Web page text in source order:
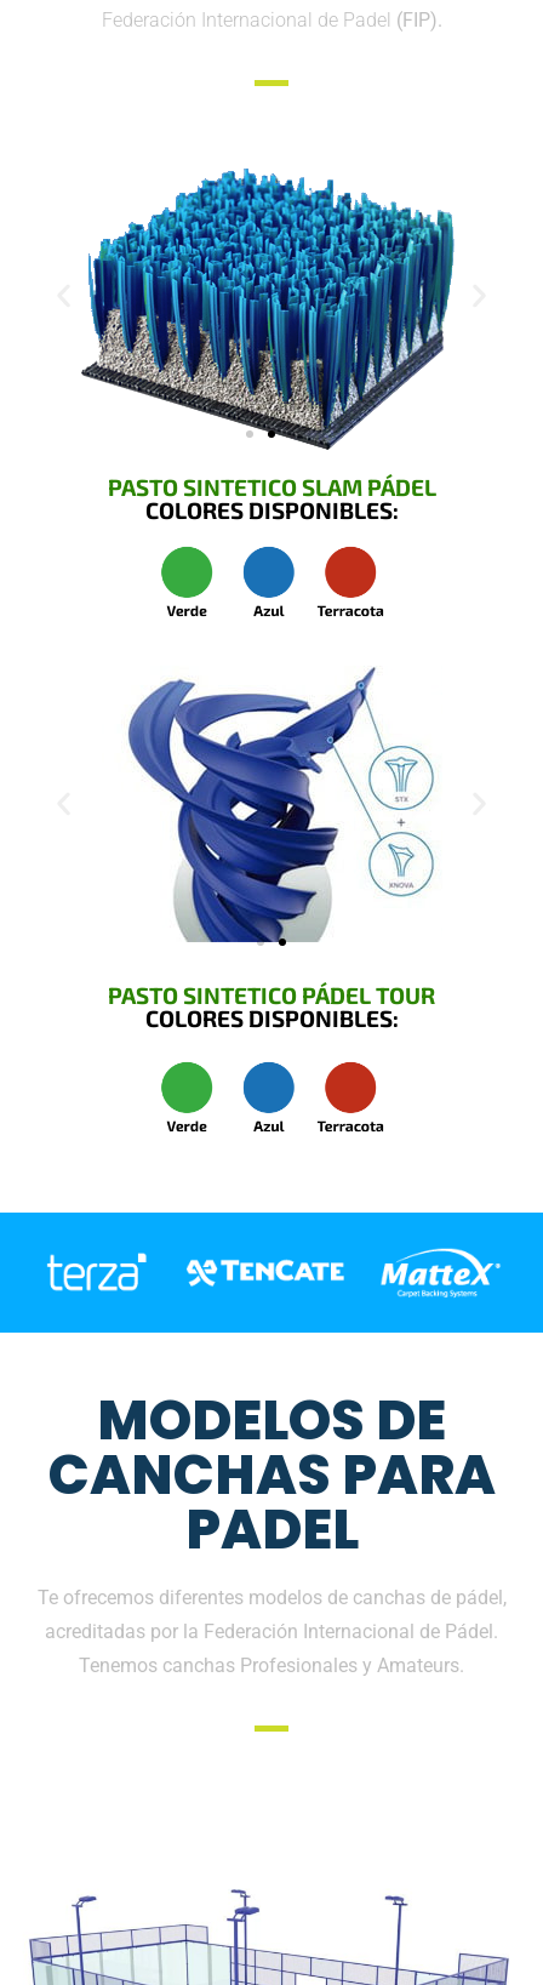
Federación Internacional de Padel (FIP).
PASTO SINTETICO SLAM PÁDEL
COLORES DISPONIBLES:
PASTO SINTETICO PÁDEL TOUR
COLORES DISPONIBLES:
MODELOS DE
CANCHAS PARA
PADEL
Te ofrecemos diferentes modelos de canchas de pádel,
acreditadas por la Federación Internacional de Pádel.
Tenemos canchas Profesionales y Amateurs.